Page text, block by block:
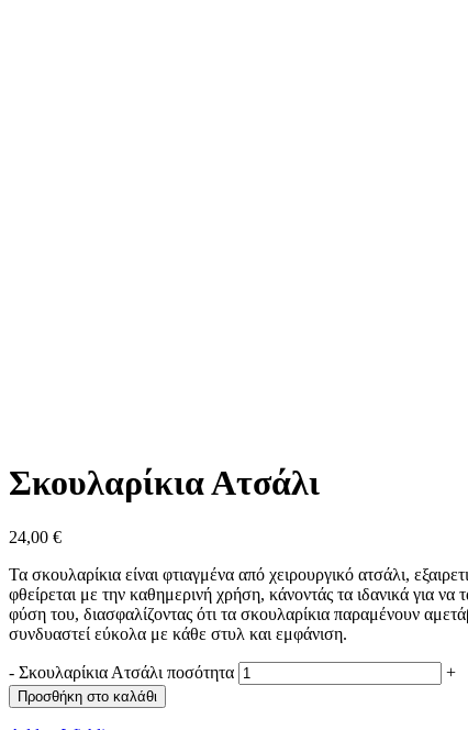
Σκουλαρίκια Ατσάλι
24,00 €
Τα σκουλαρίκια είναι φτιαγμένα από χειρουργικό ατσάλι,
φθείρεται με την καθημερινή χρήση, κάνοντάς τα ιδανικά για
φύση του, διασφαλίζοντας ότι τα σκουλαρίκια παραμένουν
συνδυαστεί εύκολα με κάθε στυλ και εμφάνιση.
- Σκουλαρίκια Ατσάλι ποσότητα +
Προσθήκη στο καλάθι